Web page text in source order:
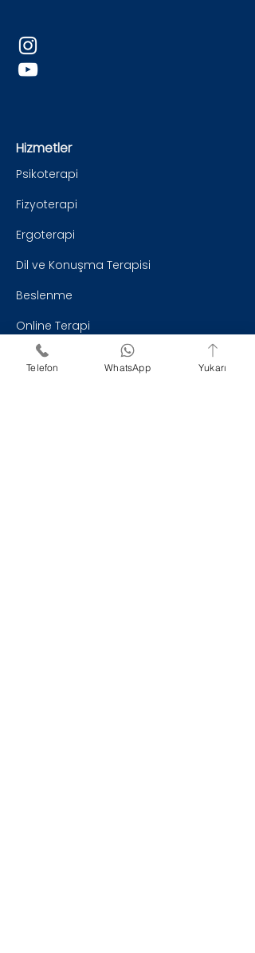
Hizmetler
Psikoterapi
Fizyoterapi
Ergoterapi
Dil ve Konuşma Terapisi
Beslenme
Online Terapi
Programlar
Telefon WhatsApp Yukarı